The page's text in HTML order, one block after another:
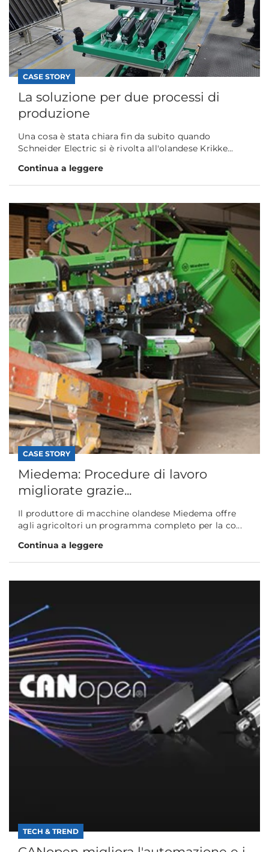
CASE STORY
La soluzione per due processi di
produzione
Una cosa è stata chiara fin da subito quando
Schneider Electric si è rivolta all'olandese Krikke...
Continua a leggere
CASE STORY
Miedema: Procedure di lavoro
migliorate grazie...
Il produttore di macchine olandese Miedema offre
agli agricoltori un programma completo per la co...
Continua a leggere
TECH & TREND